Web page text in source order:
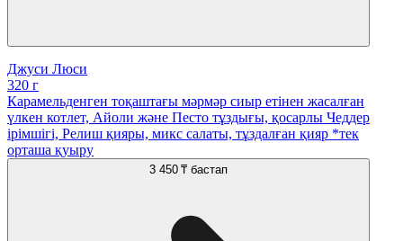
Джуси Люси
320 г
Карамельденген тоқаштағы мәрмәр сиыр етінен жасалған
үлкен котлет, Айоли және Песто тұздығы, қосарлы Чеддер
ірімшігі, Релиш қияры, микс салаты, тұздалған қияр *тек
орташа қуыру
3 450 ₸ бастап